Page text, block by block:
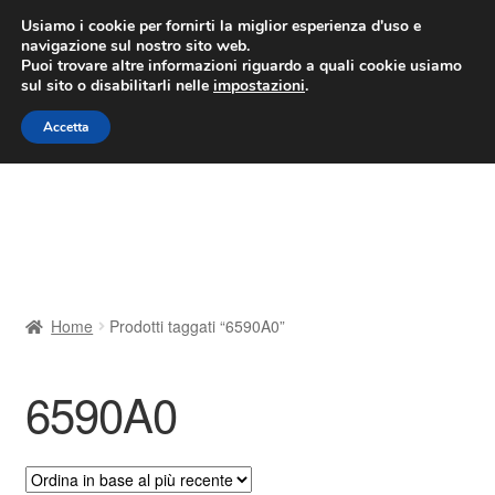
CONSEGNA da 7 EUR
Lun-Ven 9:00 - 16:00/800 580 290
Vai
alla
navigazione
Vai
al
contenuto
Contatto
Il mio account
Home Prodotti taggati “6590A0”
6590A0
Usiamo i cookie per fornirti la miglior esperienza d'uso e
navigazione sul nostro sito web.
Puoi trovare altre informazioni riguardo a quali cookie usiamo
sul sito o disabilitarli nelle impostazioni.
Accetta